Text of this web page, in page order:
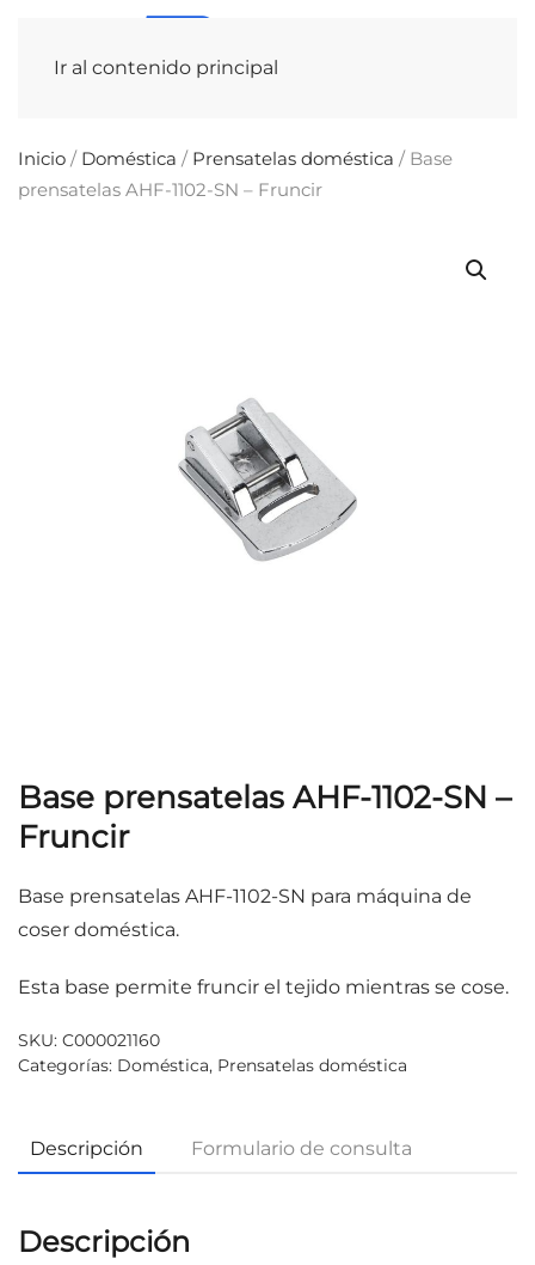
Ir al contenido principal
Inicio / Doméstica / Prensatelas doméstica / Base
prensatelas AHF-1102-SN – Fruncir
Base prensatelas AHF-1102-SN –
Fruncir
Base prensatelas AHF-1102-SN para máquina de
coser doméstica.
Esta base permite fruncir el tejido mientras se cose.
SKU: C000021160
Categorías: Doméstica, Prensatelas doméstica
Descripción Formulario de consulta
Descripción